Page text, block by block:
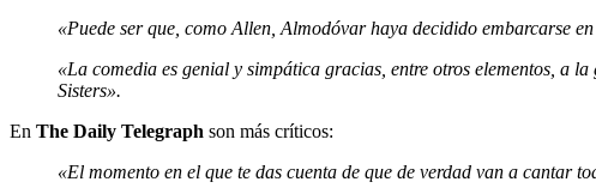
«Puede ser que, como Allen, Almodóvar haya decidido embarcarse
«La comedia es genial y simpática gracias, entre otros elementos, a
Sisters».
En The Daily Telegraph son más críticos:
«El momento en el que te das cuenta de que de verdad van a cantar